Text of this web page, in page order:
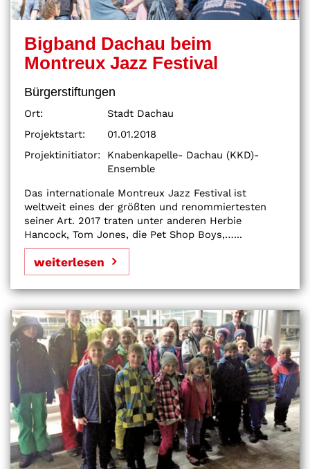
Bigband Dachau beim
Montreux Jazz Festival
Bürgerstiftungen
Ort:
Stadt Dachau
Projektstart:
01.01.2018
Projektinitiator:
Knabenkapelle- Dachau (KKD)-
Ensemble
Das internationale Montreux Jazz Festival ist
weltweit eines der größten und renommiertesten
seiner Art. 2017 traten unter anderen Herbie
Hancock, Tom Jones, die Pet Shop Boys,…...
weiterlesen